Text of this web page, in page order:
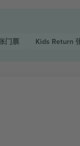
门票 Kids Return